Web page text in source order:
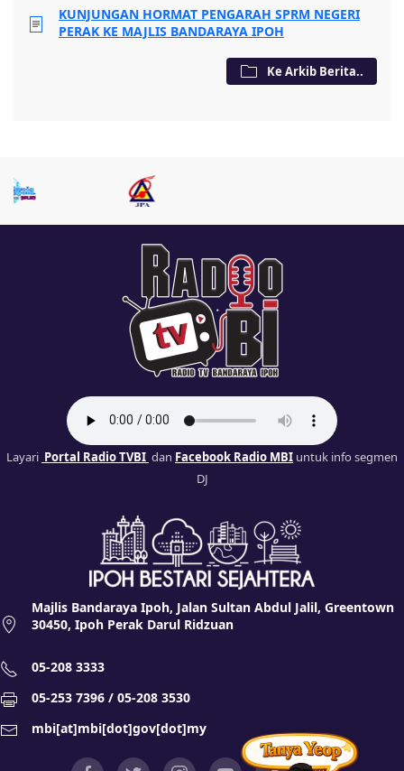
KUNJUNGAN HORMAT PENGARAH SPRM NEGERI
PERAK KE MAJLIS BANDARAYA IPOH
Ke Arkib Berita..
Layari Portal Radio TVBI dan Facebook Radio MBI untuk info segmen
DJ
Majlis Bandaraya Ipoh, Jalan Sultan Abdul Jalil, Greentown
30450, Ipoh Perak Darul Ridzuan
05-208 3333
05-253 7396 / 05-208 3530
mbi[at]mbi[dot]gov[dot]my